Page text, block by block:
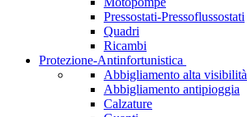
Pressostati-Pressoflussostati
Quadri
Ricambi
Protezione-Antinfortunistica
Abbigliamento alta visibilità
Abbigliamento antipioggia
Calzature